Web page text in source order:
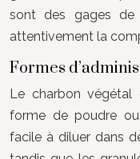
sont des gages de
attentivement la
Formes
Le charbon végétal
forme de poudre
facile à diluer dans